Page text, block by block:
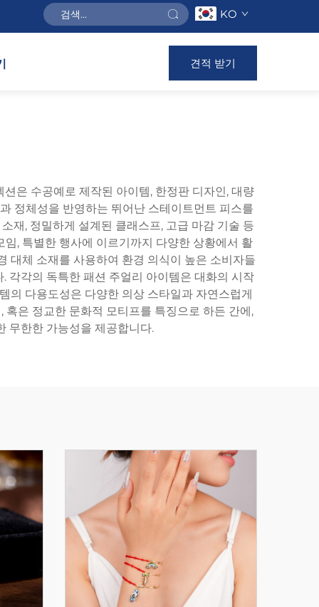
KO
견적 받기
은 수공예로 제작된 아이템, 한정판 디자인, 대량
정체성을 반영하는 뛰어난 스테이트먼트 피스를
재, 정밀하게 설계된 클래스프, 고급 마감 기술 등
, 특별한 행사에 이르기까지 다양한 상황에서 활
대체 소재를 사용하여 환경 의식이 높은 소비자들
각각의 독특한 패션 주얼리 아이템은 대화의 시작
의 다용도성은 다양한 의상 스타일과 자연스럽게
은 정교한 문화적 모티프를 특징으로 하든 간에,
무한한 가능성을 제공합니다.